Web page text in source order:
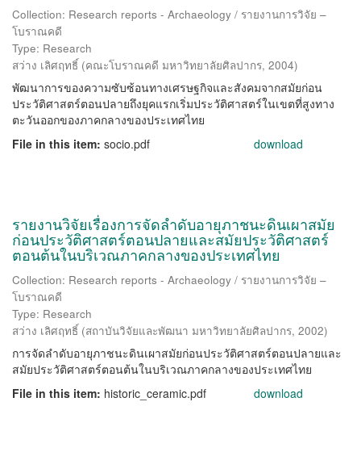
Collection: Research reports - Archaeology / รายงานการวิจัย –
โบราณคดี
Type: Research
สว่าง เลิศฤทธิ์ (คณะโบราณคดี มหาวิทยาลัยศิลปากร, 2004)
พัฒนาการของความซับซ้อนทางเศรษฐกิจและสังคมจากสมัยก่อน
ประวัติศาสตร์ตอนปลายถึงยุคแรกเริ่มประวัติศาสตร์ในเขตที่สูงทาง
ตะวันออกของภาคกลางของประเทศไทย
File in this item: socio.pdf download
รายงานวิจัยเรื่องการจัดลำดับอายุภาชนะดินเผาสมัย
ก่อนประวัติศาสตร์ตอนปลายและสมัยประวัติศาสตร์
ตอนต้นในบริเวณภาคกลางของประเทศไทย
Collection: Research reports - Archaeology / รายงานการวิจัย –
โบราณคดี
Type: Research
สว่าง เลิศฤทธิ์ (สถาบันวิจัยและพัฒนา มหาวิทยาลัยศิลปากร, 2002)
การจัดลำดับอายุภาชนะดินเผาสมัยก่อนประวัติศาสตร์ตอนปลายและ
สมัยประวัติศาสตร์ตอนต้นในบริเวณภาคกลางของประเทศไทย
File in this item: historic_ceramic.pdf download